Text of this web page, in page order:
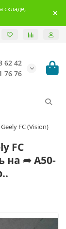
складе,
62 42
76 76
FC (Vision)
FC
на ➦ А50-